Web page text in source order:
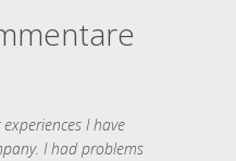
I have
I had problems